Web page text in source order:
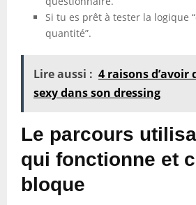
Si tu es prêt à tester la logique
quantité”.
Lire aussi : 4 raisons d’avoir
sexy dans son dressing
Le parcours
qui fonctionne et
bloque